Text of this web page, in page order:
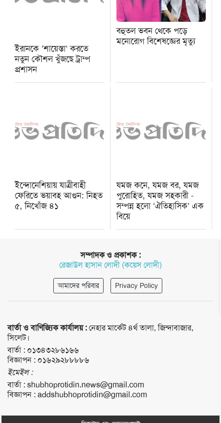
ইরানকে ‘শায়েস্তা’ করতে
নতুন কৌশল খুঁজছে ট্রাম্প
প্রশাসন
বহুতল ভবন থেকে পড়ে
মনোরোগ বিশেষজ্ঞের মৃত্যু
ইন্দোনেশিয়ায় যাত্রীবাহী
ফেরিতে ভয়াবহ আগুন: নিহত
৫, নিখোঁজ ৪১
যমজ কনে, যমজ বর, যমজ
পুরোহিত, যমজ সহকারী -
সম্পন্ন হলো ‘ঐতিহাসিক’ এক
বিয়ে
সম্পাদক ও প্রকাশক :
রেজাউল হাসান লোদী (কয়েস লোদী)
আমাদের পরিবার Privacy Policy
বার্তা ও বাণিজ্যিক কার্যালয় :নেহার মার্কেট ৪র্থ তালা, জিন্দাবাজার,
সিলেট।
বার্তা : ০১৩৪৩২৮৬১৬৬
বিজ্ঞাপন : ০১৬২৯২৮৮৮৮৬
ইমেইল :
বার্তা :shubhoprotidin.news@gmail.com
বিজ্ঞাপন :addshubhoprotidin@gmail.com